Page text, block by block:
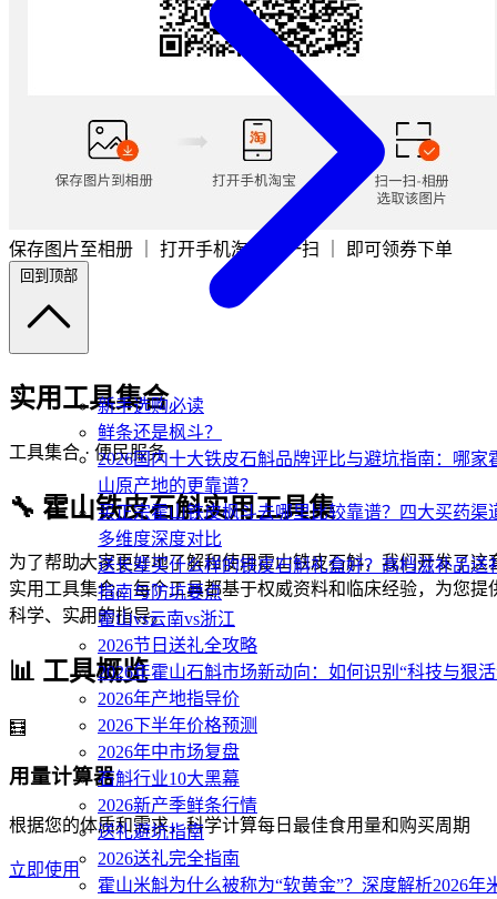
新手选购必读
鲜条还是枫斗？
2026国内十大铁皮石斛品牌评比与避坑指南：哪家
山原产地的更靠谱？
买正宗霍山铁皮枫斗去哪里比较靠谱？四大买药渠
多维度深度对比
送长辈买什么样的铁皮石斛礼盒好？高档滋补品送
指南与防坑要点
霍山vs云南vs浙江
2026节日送礼全攻略
2026年霍山石斛市场新动向：如何识别“科技与狠
2026年产地指导价
2026下半年价格预测
2026年中市场复盘
石斛行业10大黑幕
2026新产季鲜条行情
送礼避坑指南
2026送礼完全指南
霍山米斛为什么被称为“软黄金”？深度解析2026年
保存图片至相册 ｜ 打开手机淘宝扫一扫 ｜ 即可领券下单
回到顶部
实用工具集合
工具集合 · 便民服务
🔧 霍山铁皮石斛实用工具集
为了帮助大家更好地了解和使用霍山铁皮石斛，我们开发了这
实用工具集合。每个工具都基于权威资料和临床经验，为您提
科学、实用的指导。
📊 工具概览
🧮
用量计算器
根据您的体质和需求，科学计算每日最佳食用量和购买周期
立即使用